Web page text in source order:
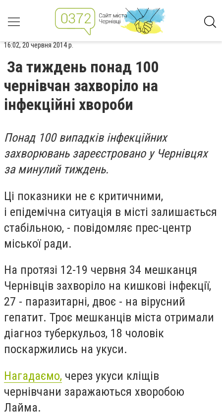
16:02, 20 червня 2014 р.
За тиждень понад 100
чернівчан захворіло на
інфекційні хвороби
Понад 100 випадків інфекційних
захворювань зареєстровано у Чернівцях
за минулий тиждень.
Ці показники не є критичними,
і епідемічна ситуація в місті залишається
стабільною, - повідомляє прес-центр
міської ради.
На протязі 12-19 червня 34 мешканця
Чернівців захворіло на кишкові інфекції,
27 - паразитарні, двоє - на вірусний
гепатит. Троє мешканців міста отримали
діагноз туберкульоз, 18 чоловік
поскаржились на укуси.
Нагадаємо, через укуси кліщів
чернівчани заражаються хворобою
Лайма.